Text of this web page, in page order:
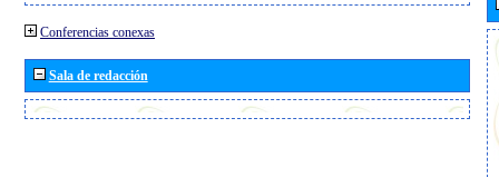
Conferencias conexas
Sala de redacción